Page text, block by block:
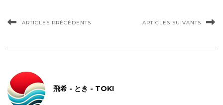
ARTICLES PRÉCÉDENTS ARTICLES SUIVANTS
飛希 - とき - TOKI